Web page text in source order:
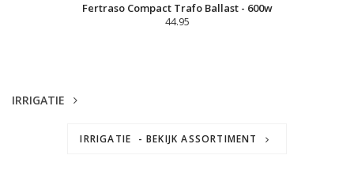
Fertraso Compact Trafo Ballast - 600w
44.95
IRRIGATIE
IRRIGATIE - BEKIJK ASSORTIMENT